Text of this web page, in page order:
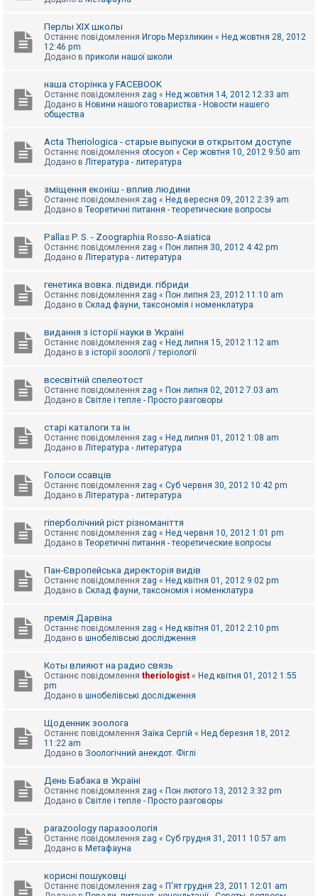
Перлы ХІХ школы
Останнє повідомлення Игорь Мерзликин « Нед жовтня 28, 2012
12:46 pm
Додано в приколи нашої школи
наша сторінка у FACEBOOK
Останнє повідомлення zag « Нед жовтня 14, 2012 12:33 am
Додано в Новини нашого товариства - Новости нашего
общества
Acta Theriologica - старые выпуски в открытом доступе
Останнє повідомлення otocyon « Сер жовтня 10, 2012 9:50 am
Додано в Література - литература
зміщення еконіш - вплив людини
Останнє повідомлення zag « Нед вересня 09, 2012 2:39 am
Додано в Теоретичні питання - теоретические вопросы
Pallas P. S. - Zoographia Rosso-Asiatica
Останнє повідомлення zag « Пон липня 30, 2012 4:42 pm
Додано в Література - литература
генетика вовка. підвиди. гібриди
Останнє повідомлення zag « Пон липня 23, 2012 11:10 am
Додано в Склад фауни, таксономія і номенклатура
видання з історії науки в Україні
Останнє повідомлення zag « Нед липня 15, 2012 1:12 am
Додано в з історії зоології / теріології
всесвітній спелеотост
Останнє повідомлення zag « Пон липня 02, 2012 7:03 am
Додано в Світле і тепле - Просто разговоры
старі каталоги та ін.
Останнє повідомлення zag « Нед липня 01, 2012 1:08 am
Додано в Література - литература
Голоси ссавців
Останнє повідомлення zag « Суб червня 30, 2012 10:42 pm
Додано в Література - литература
гіперболічний ріст різноманіття
Останнє повідомлення zag « Нед червня 10, 2012 1:01 pm
Додано в Теоретичні питання - теоретические вопросы
Пан-Європейська директорія видів
Останнє повідомлення zag « Нед квітня 01, 2012 9:02 pm
Додано в Склад фауни, таксономія і номенклатура
премія Дарвіна
Останнє повідомлення zag « Нед квітня 01, 2012 2:10 pm
Додано в шнобелівські дослідження
Коты влияют на радио связь
Останнє повідомлення theriologist « Нед квітня 01, 2012 1:55
pm
Додано в шнобелівські дослідження
Щоденник зоолога
Останнє повідомлення Заїка Сергій « Нед березня 18, 2012
11:22 am
Додано в Зоологічний анекдот. Фіглі
День Бабака в Україні
Останнє повідомлення zag « Пон лютого 13, 2012 3:32 pm
Додано в Світле і тепле - Просто разговоры
parazoology паразоологія
Останнє повідомлення zag « Суб грудня 31, 2011 10:57 am
Додано в Метафауна
корисні пошуковці
Останнє повідомлення zag « П'ят грудня 23, 2011 12:01 am